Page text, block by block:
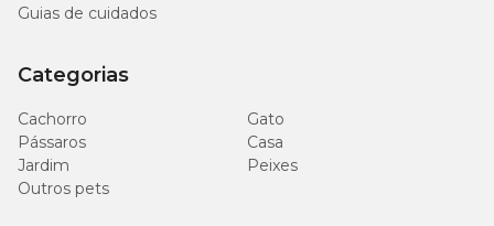
Guias de cuidados
Categorias
Cachorro
Gato
Pássaros
Casa
Jardim
Peixes
Outros pets